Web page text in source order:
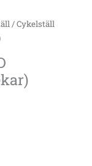
/ Cykelställ